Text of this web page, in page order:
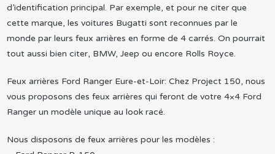
d’identification principal. Par exemple, et pour ne citer que
cette marque, les voitures Bugatti sont reconnues par le
monde par leurs feux arrières en forme de 4 carrés. On pourrait
tout aussi bien citer, BMW, Jeep ou encore Rolls Royce.
Feux arrières Ford Ranger Eure-et-Loir: Chez Project 150, nous
vous proposons des feux arrières qui feront de votre 4×4 Ford
Ranger un modèle unique au look racé.
Nous disposons de feux arrières pour les modèles :